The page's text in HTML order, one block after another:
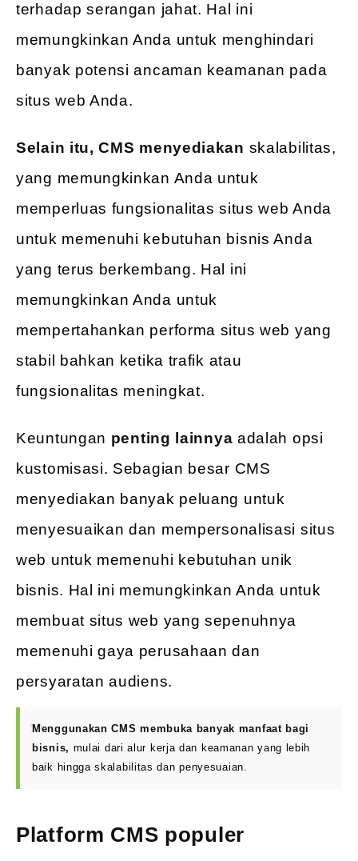
terhadap serangan jahat. Hal ini
memungkinkan Anda untuk menghindari
banyak potensi ancaman keamanan pada
situs web Anda.
Selain itu, CMS menyediakan skalabilitas,
yang memungkinkan Anda untuk
memperluas fungsionalitas situs web Anda
untuk memenuhi kebutuhan bisnis Anda
yang terus berkembang. Hal ini
memungkinkan Anda untuk
mempertahankan performa situs web yang
stabil bahkan ketika trafik atau
fungsionalitas meningkat.
Keuntungan penting lainnya adalah opsi
kustomisasi. Sebagian besar CMS
menyediakan banyak peluang untuk
menyesuaikan dan mempersonalisasi situs
web untuk memenuhi kebutuhan unik
bisnis. Hal ini memungkinkan Anda untuk
membuat situs web yang sepenuhnya
memenuhi gaya perusahaan dan
persyaratan audiens.
Menggunakan CMS membuka banyak manfaat bagi
bisnis, mulai dari alur kerja dan keamanan yang lebih
baik hingga skalabilitas dan penyesuaian.
Platform CMS populer